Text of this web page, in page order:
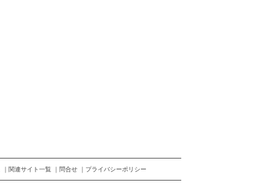
関連サイト一覧 問合せ プライバシーポリシー